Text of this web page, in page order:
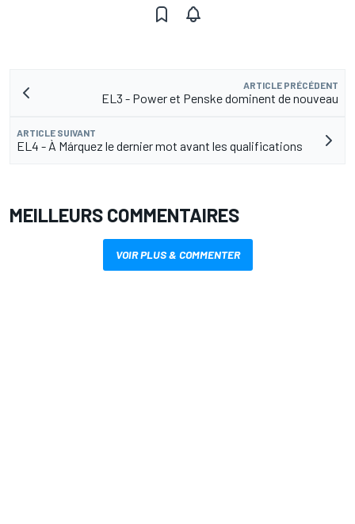
ARTICLE PRÉCÉDENT
EL3 - Power et Penske dominent de nouveau
ARTICLE SUIVANT
EL4 - À Márquez le dernier mot avant les qualifications
MEILLEURS COMMENTAIRES
VOIR PLUS & COMMENTER